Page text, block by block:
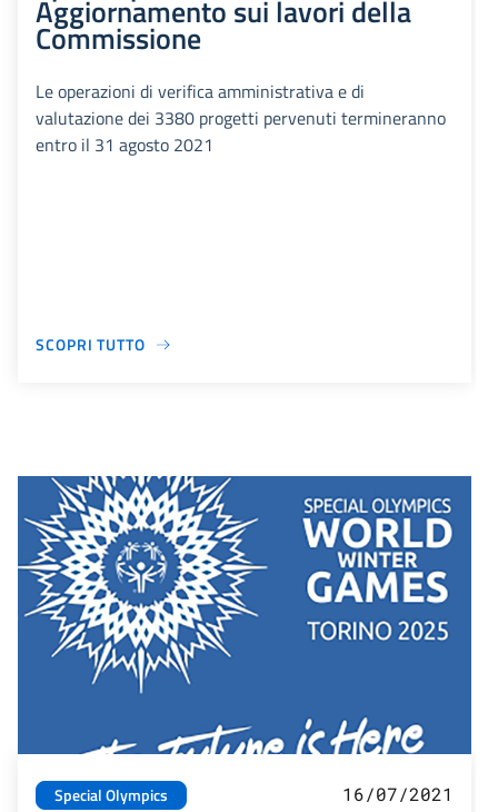
Aggiornamento sui lavori della
Commissione
Le operazioni di verifica amministrativa e di
valutazione dei 3380 progetti pervenuti termineranno
entro il 31 agosto 2021
SCOPRI TUTTO
Special Olympics 16/07/2021